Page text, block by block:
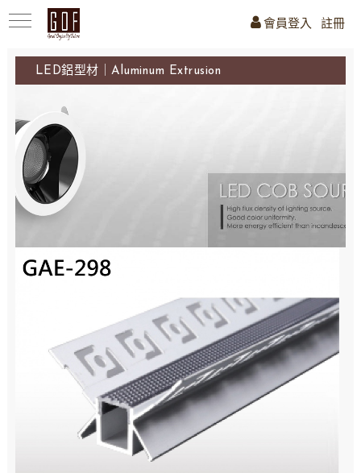
會員登入 註冊
LED鋁型材｜Aluminum Extrusion